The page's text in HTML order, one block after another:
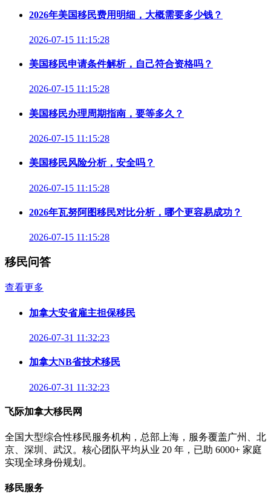
2026年美国移民费用明细，大概需要多少钱？
2026-07-15 11:15:28
美国移民申请条件解析，自己符合资格吗？
2026-07-15 11:15:28
美国移民办理周期指南，要等多久？
2026-07-15 11:15:28
美国移民风险分析，安全吗？
2026-07-15 11:15:28
2026年瓦努阿图移民对比分析，哪个更容易成功？
2026-07-15 11:15:28
移民问答
查看更多
加拿大安省雇主担保移民
2026-07-31 11:32:23
加拿大NB省技术移民
2026-07-31 11:32:23
飞际加拿大移民网
全国大型综合性移民服务机构，总部上海，服务覆盖广州、北
京、深圳、武汉。核心团队平均从业 20 年，已助 6000+ 家庭
实现全球身份规划。
移民服务